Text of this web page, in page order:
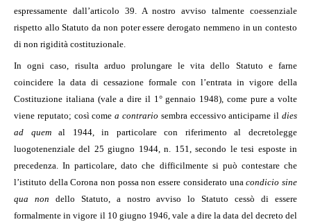
espressamente dall’articolo 39. A nostro avviso talmente coessenziale
rispetto allo Statuto da non poter essere derogato nemmeno in un contesto
di non rigidità costituzionale.
In ogni caso, risulta arduo prolungare le vita dello Statuto e farne
coincidere la data di cessazione formale con l’entrata in vigore della
Costituzione italiana (vale a dire il 1° gennaio 1948), come pure a volte
viene reputato; così comea contrario sembra eccessivo anticiparne ildies
ad quemal 1944, in particolare con riferimento al decretolegge
luogotenenziale del 25 giugno 1944, n. 151, secondo le tesi esposte in
precedenza. In particolare, dato che difficilmente si può contestare che
l’istituto della Corona non possa non essere considerato unacondicio sine
qua non dello Statuto, a nostro avviso lo Statuto cessò di essere
formalmente in vigore il 10 giugno 1946, vale a dire la data del decreto del